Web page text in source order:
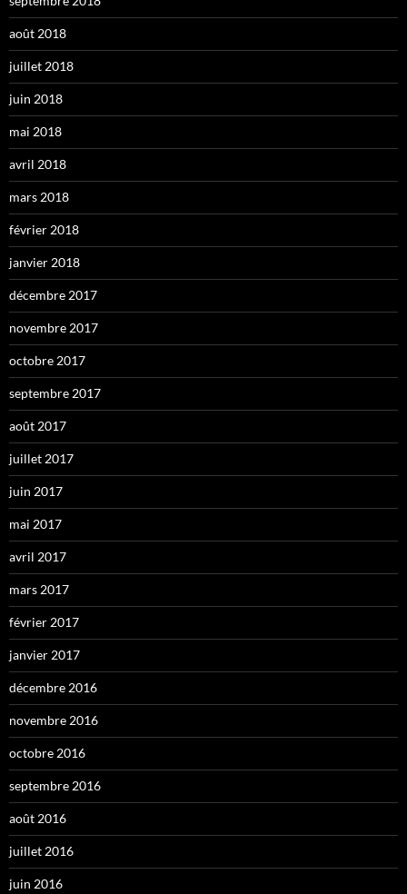
août 2018
juillet 2018
juin 2018
mai 2018
avril 2018
mars 2018
février 2018
janvier 2018
décembre 2017
novembre 2017
octobre 2017
septembre 2017
août 2017
juillet 2017
juin 2017
mai 2017
avril 2017
mars 2017
février 2017
janvier 2017
décembre 2016
novembre 2016
octobre 2016
septembre 2016
août 2016
juillet 2016
juin 2016